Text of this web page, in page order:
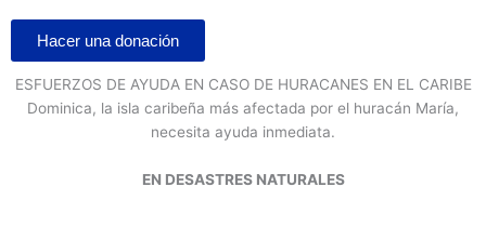
Hacer una donación
ESFUERZOS DE AYUDA EN CASO DE HURACANES EN EL CARIBE
Dominica, la isla caribeña más afectada por el huracán María,
necesita ayuda inmediata.
EN DESASTRES NATURALES